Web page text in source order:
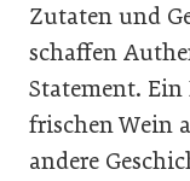
Zutaten und
schaffen
Statement.
frischen Wein
andere